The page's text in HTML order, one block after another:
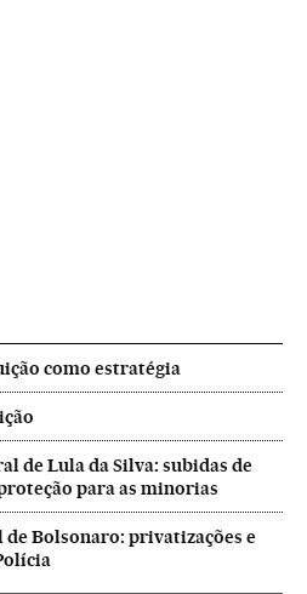
como estratégia
de Lula da Silva: subidas de
para as minorias
Bolsonaro: privatizações e